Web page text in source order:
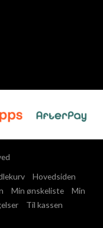
Hovedsiden
Min ønskeliste
Min
Til kassen